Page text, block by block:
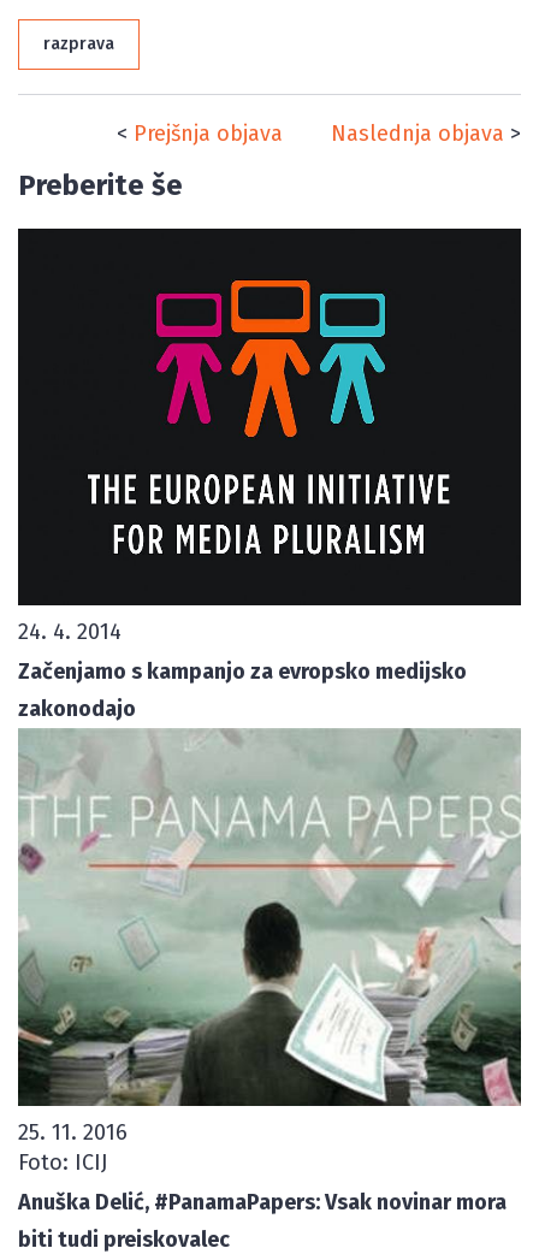
razprava
< Prejšnja objava Naslednja objava >
Preberite še
24. 4. 2014
Začenjamo s kampanjo za evropsko medijsko
zakonodajo
25. 11. 2016
Foto: ICIJ
Anuška Delić, #PanamaPapers: Vsak novinar mora
biti tudi preiskovalec